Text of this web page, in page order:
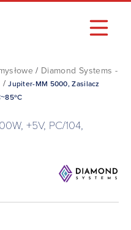
/ Diamond Systems -
/Jupiter-MM 5000, Zasilacz
+5V, PC/104,